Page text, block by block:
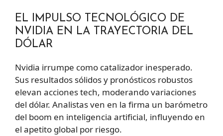
EL IMPULSO TECNOLÓGICO DE
NVIDIA EN LA TRAYECTORIA DEL
DÓLAR
Nvidia irrumpe como catalizador inesperado.
Sus resultados sólidos y pronósticos robustos
elevan acciones tech, moderando variaciones
del dólar. Analistas ven en la firma un barómetro
del boom en inteligencia artificial, influyendo en
el apetito global por riesgo.